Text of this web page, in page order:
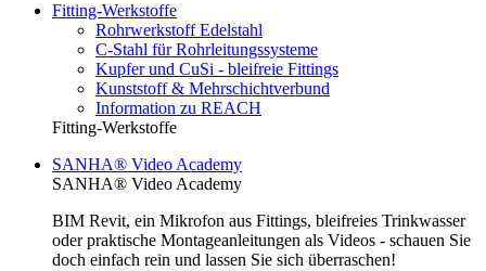
Fitting-Werkstoffe
Rohrwerkstoff Edelstahl
C-Stahl für Rohrleitungssysteme
Kupfer und CuSi - bleifreie Fittings
Kunststoff & Mehrschichtverbund
Information zu REACH
Fitting-Werkstoffe
SANHA® Video Academy
SANHA® Video Academy
BIM Revit, ein Mikrofon aus Fittings, bleifreies Trinkwasser
oder praktische Montageanleitungen als Videos - schauen Sie
doch einfach rein und lassen Sie sich überraschen!